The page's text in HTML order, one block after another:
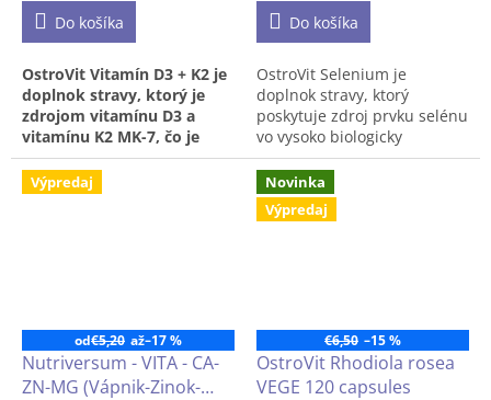
90 kapsúl
Do košíka
OstroVit Vitamín D3 + K2 je
doplnok stravy, ktorý je
zdrojom vitamínu D3 a
vitamínu K2 MK-7, čo je
najlepšie vstrebateľná
forma tejto zlúčeniny
ľudským telom. Je to
Do košíka
OstroVit Selenium je
doplnok stravy, ktorý
poskytuje zdroj prvku selénu
vo vysoko biologicky
dostupnej forme L-
selenometionínu. Tento
prípravok je dostupný vo
forme ľahko prehĺtateľných
Výpredaj
od€5,20 až–17 %
Nutriversum - VITA - CA-
ZN-MG (Vápnik-Zinok-
Novinka
Výpredaj
€6,50 –15 %
OstroVit Rhodiola rosea
VEGE 120 capsules